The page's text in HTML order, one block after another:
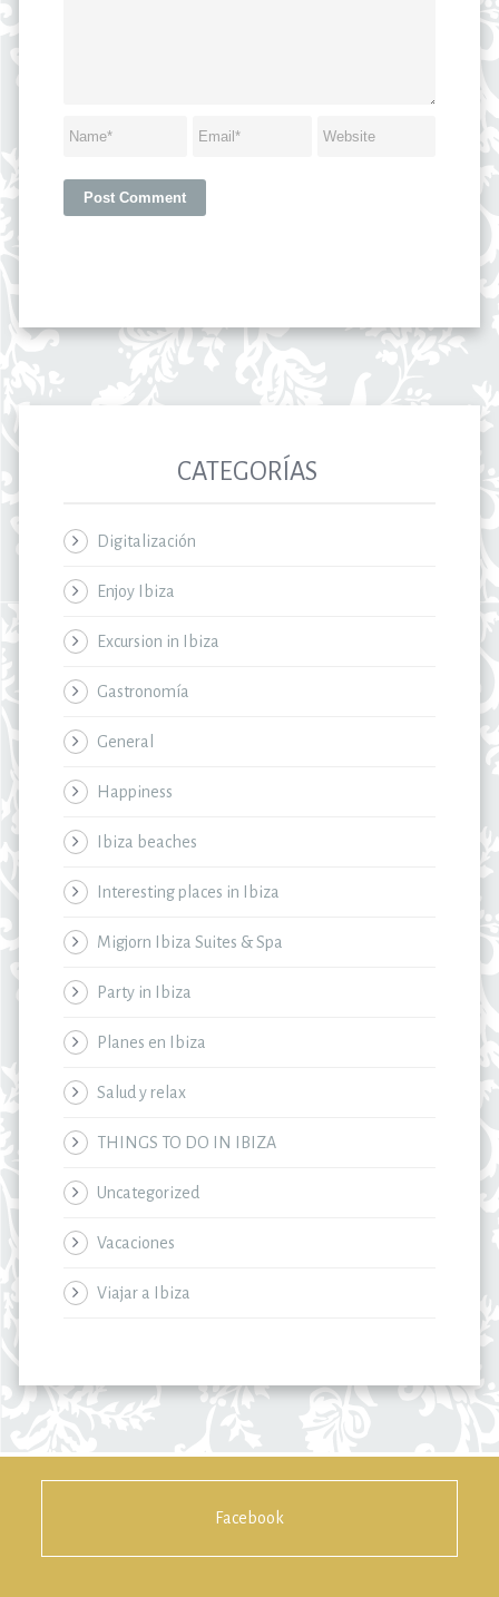
CATEGORÍAS
Digitalización
Enjoy Ibiza
Excursion in Ibiza
Gastronomía
General
Happiness
Ibiza beaches
Interesting places in Ibiza
Migjorn Ibiza Suites & Spa
Party in Ibiza
Planes en Ibiza
Salud y relax
THINGS TO DO IN IBIZA
Uncategorized
Vacaciones
Viajar a Ibiza
Facebook